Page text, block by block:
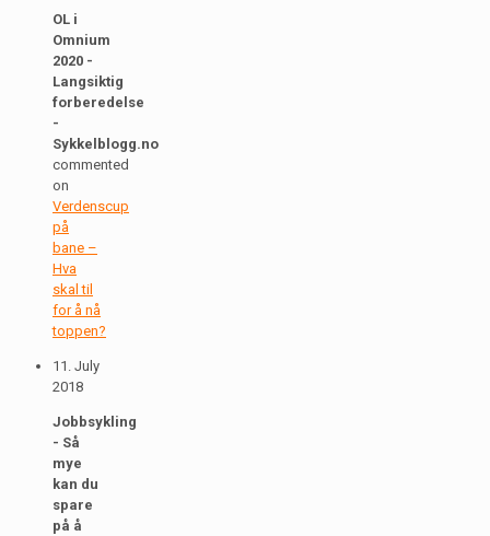
OL i
Omnium
2020 -
Langsiktig
forberedelse
-
Sykkelblogg.no
commented
on
Verdenscup
på
bane –
Hva
skal til
for å nå
toppen?
11. July
2018
Jobbsykling
- Så
mye
kan du
spare
på å